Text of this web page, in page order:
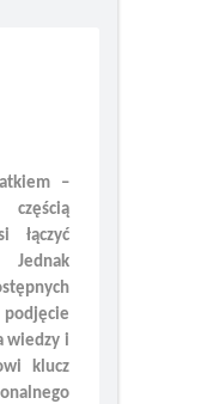
oficjalne
– jak
roku
na wodę
mokry
–
łączyć
Jednak
wiedzy i
klucz